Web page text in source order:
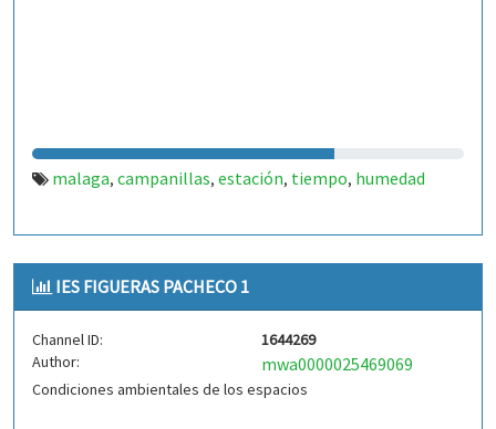
malaga, campanillas, estación, tiempo, humedad
IES FIGUERAS PACHECO 1
Channel ID:
1644269
Author:
mwa0000025469069
Condiciones ambientales de los espacios